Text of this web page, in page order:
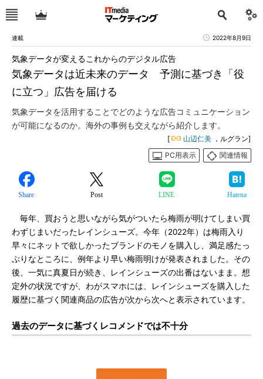
連載 2022年8月9日
気象データは近未来のデータ 予測に基づき「役
に立つ」広告を届ける
気象データが変えるこれからのデジタル広告
気象データを活用することでどのような広告コミュニケーション
が可能になるのか。海外の事例も交えながら紹介します。
[ 山辺仁美 ，ルグラン]
PC用表示
関連情報
Share Post LINE Hatena
毎年、買おうと思いながら気がついたら梅雨が明けてしまい買
わずじまいだったレインシューズ。今年（2022年）は梅雨入り
早々にネットで欲しかったブランドのモノを購入し、満足感たっ
ぷりなところに、例年より早い梅雨明けが発表されました。その
後、一気に真夏日が続き、レインシューズの出番はないまま。想
定外の状況ですが、わがスマホには、レインシューズを購入した
履歴に基づく関連商品の広告が次から次へと表示されています。
過去のデータに基づくレコメンドでは不十分